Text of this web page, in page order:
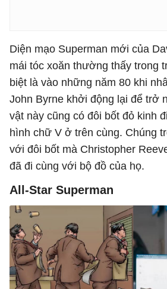
Diện mạo Superman mới của
mái tóc xoăn thường thấy trong
biệt là vào những năm 80 khi
John Byrne khởi động lại để trở
vật này cũng có đôi bốt đỏ kinh
hình chữ V ở trên cùng. Chúng
với đôi bốt mà Christopher
đã đi cùng với bộ đồ của họ.
All-Star Superman